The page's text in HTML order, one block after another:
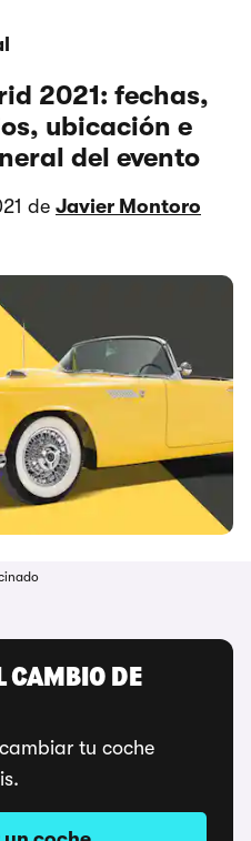
2021: fechas,
ubicación e
del evento
de Javier Montoro
CAMBIO DE
tu coche